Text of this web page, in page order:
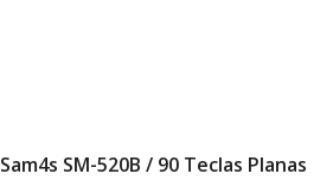
SM-520B / 90 Teclas Planas